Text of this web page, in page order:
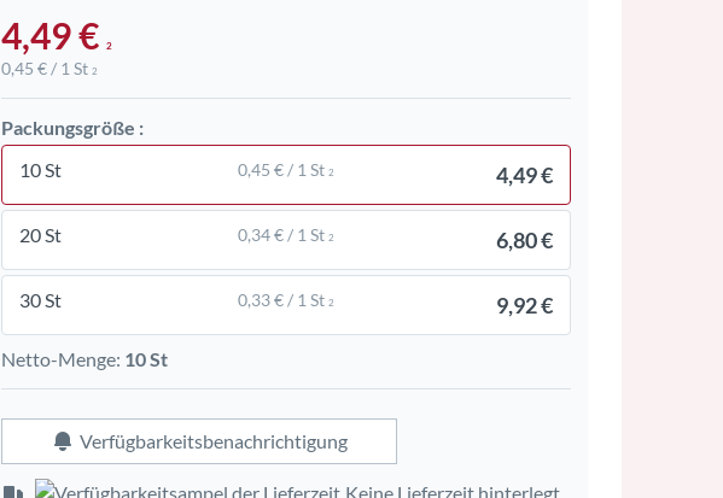
4,49 € 2
0,45 € / 1 St 2
Packungsgröße :
10 St
0,45 € / 1 St 2 4,49 €
20 St 0,34 € / 1 St 2 6,80 €
30 St 0,33 € / 1 St 2 9,92 €
Netto-Menge: 10 St
Verfügbarkeitsbenachrichtigung
Keine Lieferzeit hinterlegt